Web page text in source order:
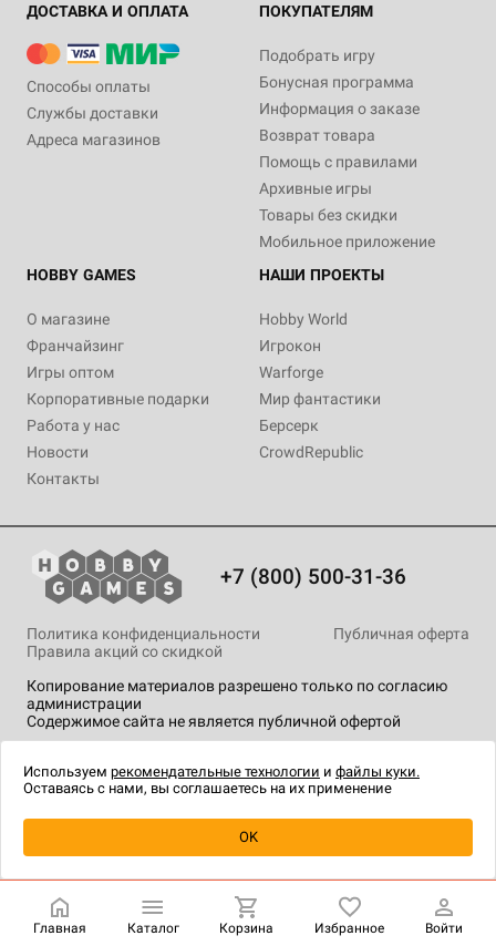
ДОСТАВКА И ОПЛАТА
Способы оплаты
Службы доставки
Адреса магазинов
ПОКУПАТЕЛЯМ
Подобрать игру
Бонусная программа
Информация о заказе
Возврат товара
Помощь с правилами
Архивные игры
Товары без скидки
Мобильное приложение
HOBBY GAMES
О магазине
Франчайзинг
Игры оптом
Корпоративные подарки
Работа у нас
Новости
Контакты
НАШИ ПРОЕКТЫ
Hobby World
Игрокон
Warforge
Мир фантастики
Берсерк
CrowdRepublic
+7 (800) 500-31-36
Копирование материалов разрешено только по согласию
администрации
Содержимое сайта не является публичной офертой
Политика конфиденциальности
Публичная оферта
Правила акций со скидкой
технологии .
Главная Каталог Корзина Избранное Войти
Используем рекомендательные технологии и файлы куки.
Оставаясь с нами, вы соглашаетесь на их применение
OK